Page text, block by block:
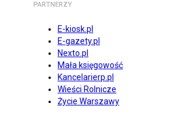
PARTNERZY
E-kiosk.pl
E-gazety.pl
Nexto.pl
Mała księgowość
Kancelarierp.pl
Wieści Rolnicze
Życie Warszawy